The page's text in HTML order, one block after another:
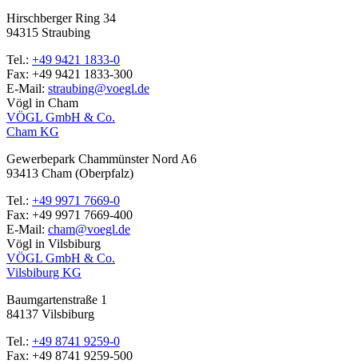
Hirschberger Ring 34
94315 Straubing
Tel.: +49 9421 1833-0
Fax: +49 9421 1833-300
E-Mail: straubing@voegl.de
Vögl in Cham
VÖGL GmbH & Co.
Cham KG
Gewerbepark Chammünster Nord A6
93413 Cham (Oberpfalz)
Tel.: +49 9971 7669-0
Fax: +49 9971 7669-400
E-Mail: cham@voegl.de
Vögl in Vilsbiburg
VÖGL GmbH & Co.
Vilsbiburg KG
Baumgartenstraße 1
84137 Vilsbiburg
Tel.: +49 8741 9259-0
Fax: +49 8741 9259-500